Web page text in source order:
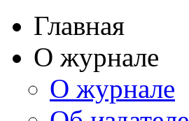
Главная
О журнале
О журнале